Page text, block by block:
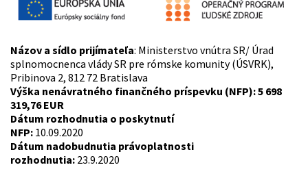
Názov a sídlo prijímateľa: Ministerstvo vnútra SR/ Úrad
splnomocnenca vlády SR pre rómske komunity (ÚSVRK),
Pribinova 2, 812 72 Bratislava
Výška nenávratného finančného príspevku (NFP):5 698
319,76 EUR
Dátum rozhodnutia o poskytnutí
NFP:
Dátum nadobudnutia právoplatnosti
rozhodnutia: 23.9.2020